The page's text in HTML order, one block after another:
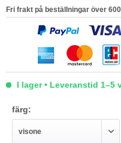
Fri frakt på beställningar över
I lager • Leveranstid 1–5
färg: